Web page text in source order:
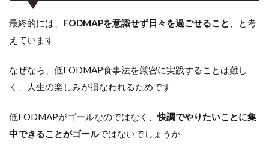
最終的には、 FODMAPを意識せず日々を過ごせること
、と考
えています
なぜなら、低FODMAP食事法を厳密に実践することは難し
く、人生の楽しみが損なわれるためです
低FODMAPがゴールなのではなく、快調でやりたいことに集
中できることがゴールではないでしょうか